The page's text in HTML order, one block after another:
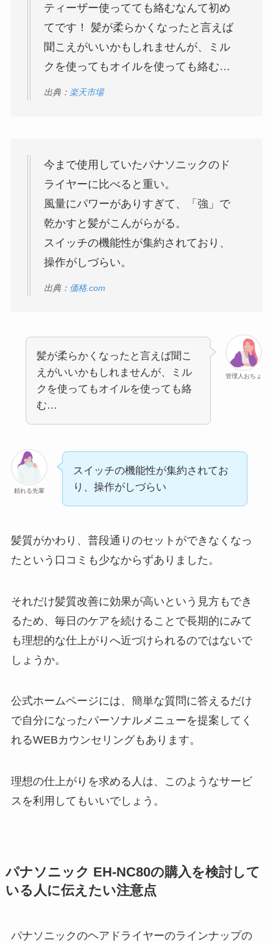
ティーザー使ってても絡むなんて初め
てです！ 髪が柔らかくなったと言えば
聞こえがいいかもしれませんが、ミル
クを使ってもオイルを使っても絡む…
出典： 楽天市場
今まで使用していたパナソニックのド
ライヤーに比べると重い。
風量にパワーがありすぎて、「強」で
乾かすと髪がこんがらがる。
スイッチの機能性が集約されており、
操作がしづらい。
出典： 価格.com
管理人おちょ
髪が柔らかくなったと言えば聞こ
えがいいかもしれませんが、ミル
クを使ってもオイルを使っても絡
む…
頼れる先輩
スイッチの機能性が集約されてお
り、操作がしづらい
髪質がかわり、普段通りのセットができなくなっ
たという口コミも少なからずありました。
それだけ髪質改善に効果が高いという見方もでき
るため、毎日のケアを続けることで長期的にみて
も理想的な仕上がりへ近づけられるのではないで
しょうか。
公式ホームページには、簡単な質問に答えるだけ
で自分になったパーソナルメニューを提案してく
れるWEBカウンセリングもあります。
理想の仕上がりを求める人は、このようなサービ
スを利用してもいいでしょう。
パナソニック EH-NC80の購入を検討して
いる人に伝えたい注意点
パナソニックのヘアドライヤーのラインナップの